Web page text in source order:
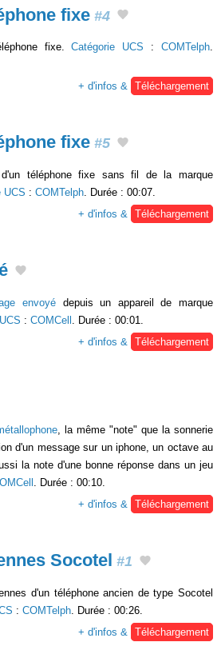
fixe #4
fixe.Catégorie UCS :COMTelph.
+ d'infos & Téléchargement
fixe #5
d'un téléphone fixe sans fil de la marque
UCS : COMTelph . Durée : 00:07.
+ d'infos &
Téléchargement
envoyédepuis un appareil de marque
: COMCell . Durée : 00:01.
+ d'infos &
Téléchargement
, la même "note" que la sonnerie
d'un message sur un iphone, un octave au
la note d'une bonne réponse dans un jeu
. Durée : 00:10.
+ d'infos & Téléchargement
Socotel #1
d'un téléphone ancien de type Socotel
: COMTelph . Durée : 00:26.
+ d'infos &
Téléchargement